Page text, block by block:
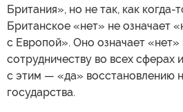
Британия», но не так, как
Британское «нет» не означает
с Европой». Оно означает
сотрудничеству во всех сферах
с этим — «да» восстановлению
государства.